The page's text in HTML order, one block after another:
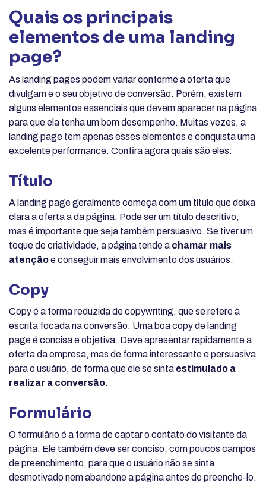
Quais os principais
elementos de uma landing
page?
As landing pages podem variar conforme a oferta que
divulgam e o seu objetivo de conversão. Porém, existem
alguns elementos essenciais que devem aparecer na página
para que ela tenha um bom desempenho. Muitas vezes, a
landing page tem apenas esses elementos e conquista uma
excelente performance. Confira agora quais são eles:
Título
A landing page geralmente começa com um título que deixa
clara a oferta a da página. Pode ser um título descritivo,
mas é importante que seja também persuasivo. Se tiver um
toque de criatividade, a página tende a chamar mais
atençãoe conseguir mais envolvimento dos usuários.
Copy
Copy é a forma reduzida de copywriting, que se refere à
escrita focada na conversão. Uma boa copy de landing
page é concisa e objetiva. Deve apresentar rapidamente a
oferta da empresa, mas de forma interessante e persuasiva
para o usuário, de forma que ele se sinta estimulado a
realizar a conversão.
Formulário
O formulário é a forma de captar o contato do visitante da
página. Ele também deve ser conciso, com poucos campos
de preenchimento, para que o usuário não se sinta
desmotivado nem abandone a página antes de preenche-lo.